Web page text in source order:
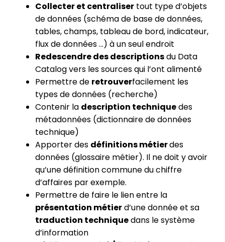
Collecter et centraliser tout type d’objets
de données (schéma de base de données,
tables, champs, tableau de bord, indicateur,
flux de données …) à un seul endroit
Redescendre des descriptionsdu Data
Catalog vers les sources qui l’ont alimenté
Permettre de retrouverfacilement les
types de données (recherche)
Contenir la description techniquedes
métadonnées (dictionnaire de données
technique)
Apporter des définitions métierdes
données (glossaire métier). Il ne doit y avoir
qu’une définition commune du chiffre
d’affaires par exemple.
Permettre de faire le lien entre la
présentation métierd’une donnée et sa
traduction techniquedans le système
d’information